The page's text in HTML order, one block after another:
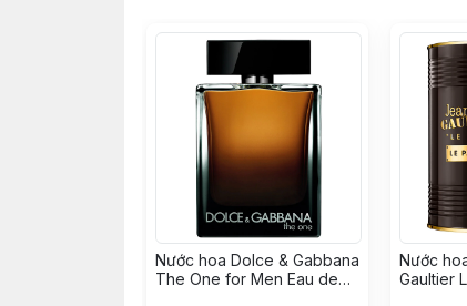
Nước hoa Dolce & Gabbana
The One for Men Eau de
Nước
Gaultier